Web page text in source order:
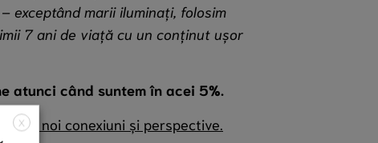
exceptând marii iluminați, folosim
7 ani de viață cu un conținut ușor
atunci când suntem în acei 5%.
la noi conexiuni și perspective.
X